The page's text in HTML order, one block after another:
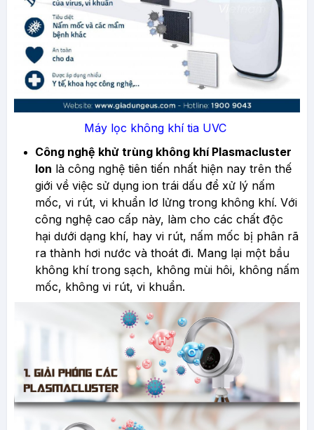
Máy lọc không khí tia UVC
Công nghệ khử trùng không khí Plasmacluster
Ion là công nghệ tiên tiến nhất hiện nay trên thế
giới về việc sử dụng ion trái dấu để xử lý nấm
mốc, vi rút, vi khuẩn lơ lửng trong không khí. Với
công nghệ cao cấp này, làm cho các chất độc
hại dưới dạng khí, hay vi rút, nấm mốc bị phân rã
ra thành hơi nước và thoát đi. Mang lại một bầu
không khí trong sạch, không mùi hôi, không nấm
mốc, không vi rút, vi khuẩn.